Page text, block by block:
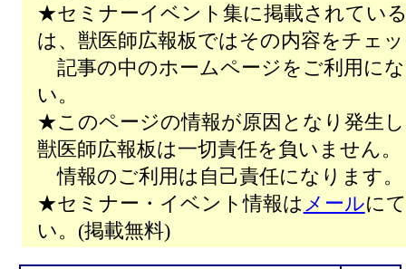
★セミナーイベント集に掲載されてい
は、獣医師広報板ではその内容をチェ
記事の中のホームページをご利用に
い。
★このページの情報が原因となり発生
獣医師広報板は一切責任を負いません。
情報のご利用は自己責任になります。
★セミナー・イベント情報は メールに
い。(掲載無料)